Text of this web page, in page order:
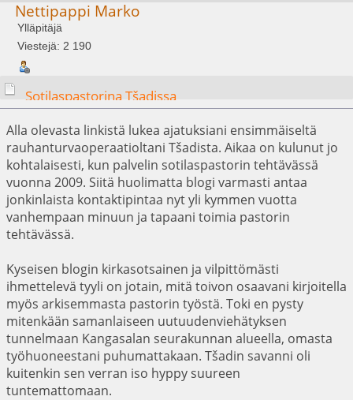
Nettipappi Marko
Ylläpitäjä
Viestejä: 2 190
Sotilaspastorina Tšadissa
Alla olevasta linkistä lukea ajatuksiani ensimmäiseltä
rauhanturvaoperaatioltani Tšadista. Aikaa on kulunut jo
kohtalaisesti, kun palvelin sotilaspastorin tehtävässä
vuonna 2009. Siitä huolimatta blogi varmasti antaa
jonkinlaista kontaktipintaa nyt yli kymmen vuotta
vanhempaan minuun ja tapaani toimia pastorin
tehtävässä.
Kyseisen blogin kirkasotsainen ja vilpittömästi
ihmettelevä tyyli on jotain, mitä toivon osaavani kirjoitella
myös arkisemmasta pastorin työstä. Toki en pysty
mitenkään samanlaiseen uutuudenviehätyksen
tunnelmaan Kangasalan seurakunnan alueella, omasta
työhuoneestani puhumattakaan. Tšadin savanni oli
kuitenkin sen verran iso hyppy suureen
tuntemattomaan.